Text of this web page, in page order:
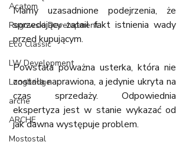
Acatom
Rogowski Development
Eco Classic
LW Development
Longbridge
arche
ARCHE
Mostostal
Mamy uzasadnione podejrzenia, że
sprzedający zataił fakt istnienia wady
przed kupującym.
Powstała poważna usterka, która nie
została naprawiona, a jedynie ukryta na
czas sprzedaży. Odpowiednia
ekspertyza jest w stanie wykazać od
jak dawna występuje problem.